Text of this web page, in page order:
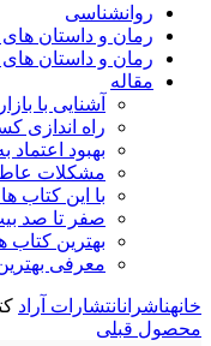
روانشناسی
رمان و داستان
رمان و داستان های
مقاله
آشنایی با
راه اندازی
بهبود
مشکلات
با این کتاب
صفر تا صد
بهترین کتاب
معرفی
خانهناشرانانتشارات آراد
محصول قبلی